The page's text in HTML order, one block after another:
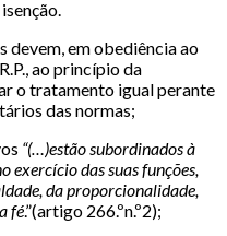
devem, em obediência ao
ao princípio da
o tratamento igual perante
das normas;
“(…)estão subordinados à
exercício das suas funções,
da proporcionalidade,
fé.”(artigo 266.ºn.º2);